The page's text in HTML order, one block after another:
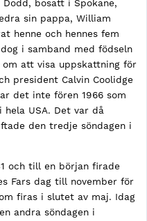
bosatt i Spokane,
sin pappa, William
henne och hennes fem
i samband med födseln
att visa uppskattning för
president Calvin Coolidge
det inte fören 1966 som
USA. Det var då
den tredje söndagen i
och till en början firade
Fars dag till november för
firas i slutet av maj. Idag
andra söndagen i